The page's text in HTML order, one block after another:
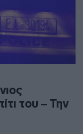
του – Την